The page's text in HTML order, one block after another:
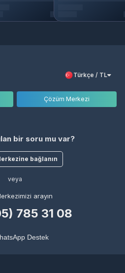
Türkçe / TL
Çözüm Merkezi
bir soru mu var?
bağlanın
veya
arayın
785 31 08
Destek